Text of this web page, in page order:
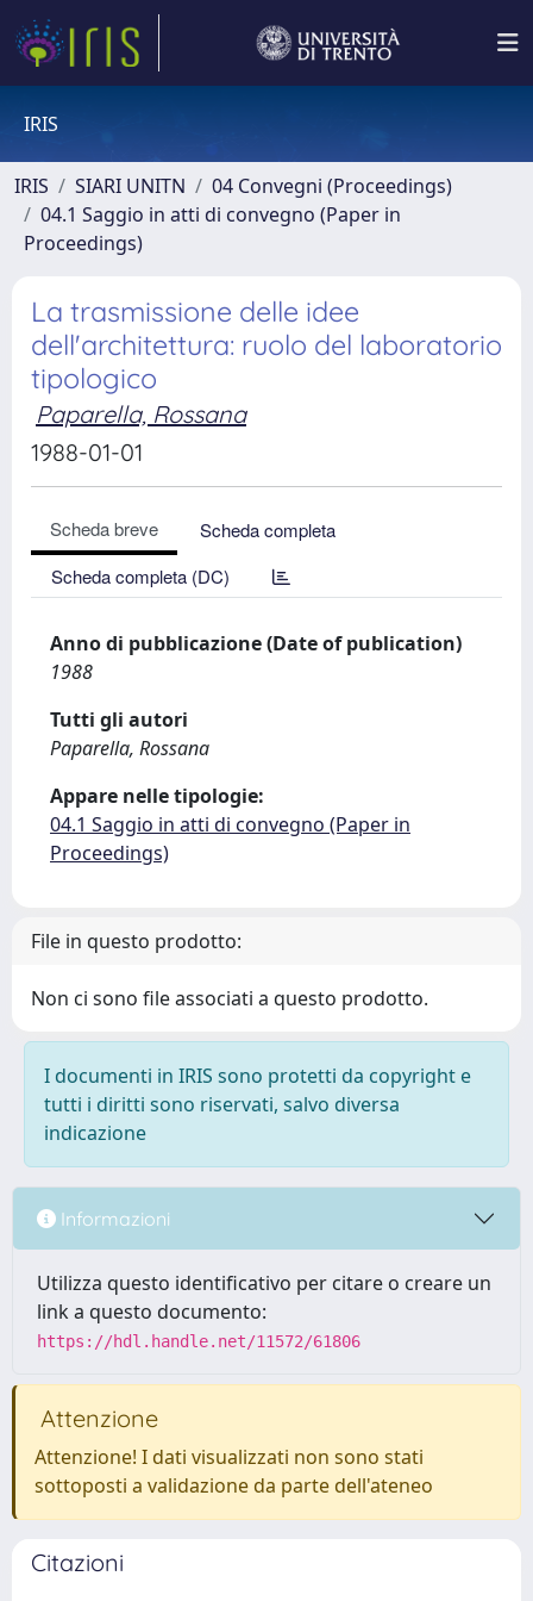
IRIS
IRIS SIARI UNITN
04 Convegni (Proceedings)
04.1 Saggio in atti di convegno (Paper in
Proceedings)
La trasmissione delle idee
dell'architettura: ruolo del laboratorio
tipologico
Paparella, Rossana
1988-01-01
Scheda breve
Scheda completa
Scheda completa (DC)
Anno di pubblicazione (Date of publication)
1988
Tutti gli autori
Paparella, Rossana
Appare nelle tipologie:
04.1 Saggio in atti di convegno (Paper in
Proceedings)
File in questo prodotto:
Non ci sono file associati a questo prodotto.
I documenti in IRIS sono protetti da copyright e
tutti i diritti sono riservati, salvo diversa
indicazione
Informazioni
Utilizza questo identificativo per citare o creare un
link a questo documento:
https://hdl.handle.net/11572/61806
Attenzione
Attenzione! I dati visualizzati non sono stati
sottoposti a validazione da parte dell'ateneo
Citazioni